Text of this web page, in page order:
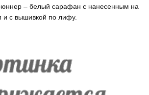
– белый сарафан с нанесенным на
и с вышивкой по лифу.